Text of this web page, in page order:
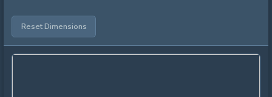
Reset Dimensions